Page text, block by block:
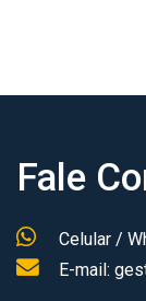
Fale
Celular /
E-mail: